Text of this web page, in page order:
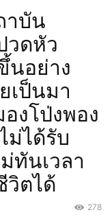
าบัน
วดหัว
นอย่าง
เป็นมา
งโป่งพอง
ม่ได้รับ
ทันเวลา
วิตได้
278